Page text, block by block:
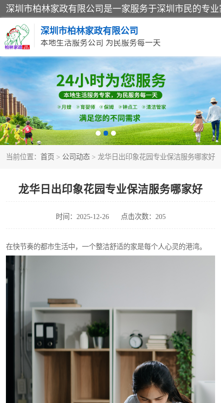
深圳市柏林家政有限公司
本地生活服务公司 为民服务每一天
当前位置： 首页 > 公司动态 > 龙华日出印象花园专业保洁服务哪家好
龙华日出印象花园专业保洁服务哪家好
时间：2025-12-26 点击次数：205
在快节奏的都市生活中，一个整洁舒适的家是每个人心灵的港湾。
家居保洁
家庭保姆